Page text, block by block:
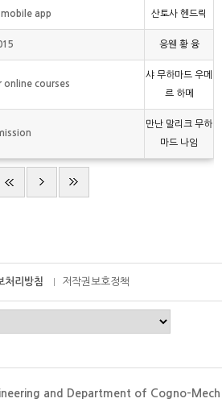
app 산토사 헨드릭
응웬 황 융
online courses
샤 무하마드 우메
르 하메
만난 말리크 무하
마드 나임
처리방침 저작권보호정책
and Department of Cogno-Mech